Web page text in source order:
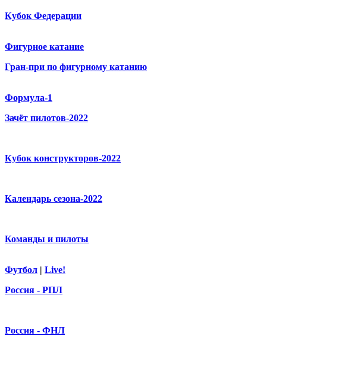
Кубок Федерации
Фигурное катание
Гран-при по фигурному катанию
Формула-1
Зачёт пилотов-2022
Кубок конструкторов-2022
Календарь сезона-2022
Команды и пилоты
Футбол | Live!
Россия - РПЛ
Россия - ФНЛ